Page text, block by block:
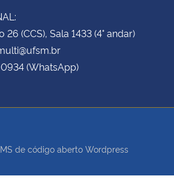
(CCS), Sala 1433 (4° andar)
0934 (WhatsApp)
de código aberto Wordpress